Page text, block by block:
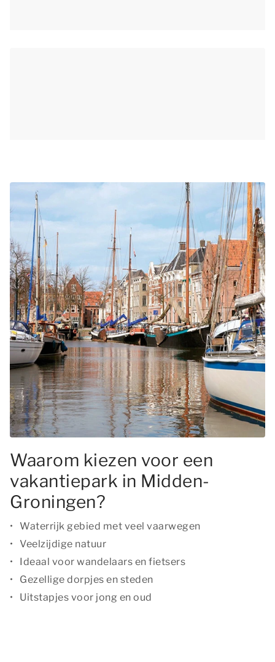
Waarom kiezen voor een
vakantiepark in Midden-
Groningen?
Waterrijk gebied met veel vaarwegen
Veelzijdige natuur
Ideaal voor wandelaars en fietsers
Gezellige dorpjes en steden
Uitstapjes voor jong en oud